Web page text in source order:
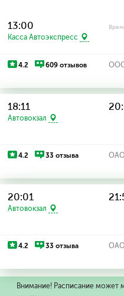
13:00
Касса Автоэкспресс
4.2 609 отзывов ООО
18:11
Автовокзал
4.2 33 отзыва ОАО
20:01
Автовокзал
4.2 33 отзыва ОАО
Внимание! Расписание может